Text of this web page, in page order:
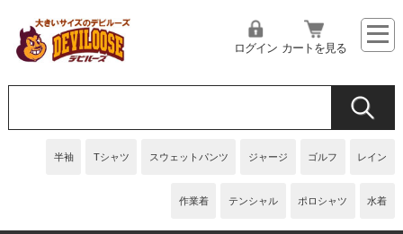
半袖 Tシャツ スウェットパンツ ジャージ ゴルフ レイン
作業着 テンシャル ポロシャツ 水着
ログイン カートを見る